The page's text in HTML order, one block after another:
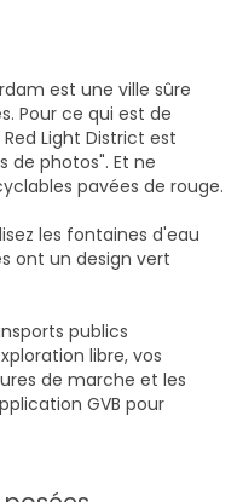
est une ville sûre
Pour ce qui est de
Light District est
de photos". Et ne
pavées de rouge.
les fontaines d'eau
ont un design vert
publics
libre, vos
de marche et les
GVB pour